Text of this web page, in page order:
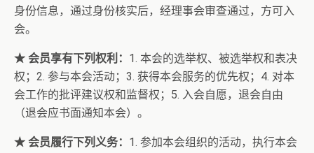
身份信息，通过身份核实后，经理事会审查通过，方可入
会。
★ 会员享有下列权利： 1. 本会的选举权、被选举权和表决
权；2. 参与本会活动；3. 获得本会服务的优先权；4. 对本
会工作的批评建议权和监督权；5. 入会自愿，退会自由
（退会应书面通知本会）。
★ 会员履行下列义务： 1. 参加本会组织的活动，执行本会